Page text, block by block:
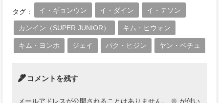
タグ： イ・ギョンウン イ・ダイン イ・テソン
カンイン（SUPER JUNIOR） キム・ヒウォン
キム・ヨンホ ジェイ パク・ヒジン ヤン・ベチュ
コメントを残す
メールアドレスが公開されることはありません。 ※ が付い